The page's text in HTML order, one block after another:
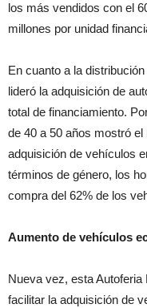
los más vendidos con el
millones por unidad
En cuanto a la
lideró la adquisición de
total de financiamiento.
de 40 a 50 años mostró
adquisición de vehículos
términos de género, los
compra del 62% de los
Aumento de vehículos
Nueva vez, esta
facilitar la adquisición de